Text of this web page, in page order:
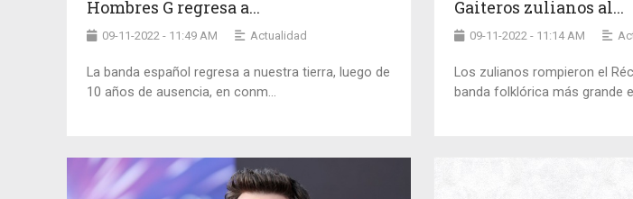
Hombres G regresa a...
09-11-2022 - 11:49 AM Actualidad
La banda español regresa a nuestra tierra, luego de
10 años de ausencia, en conm...
Gaiteros zulianos al...
09-11-2022 - 11:14 AM
Los zulianos rompieron el
banda folklórica más grande